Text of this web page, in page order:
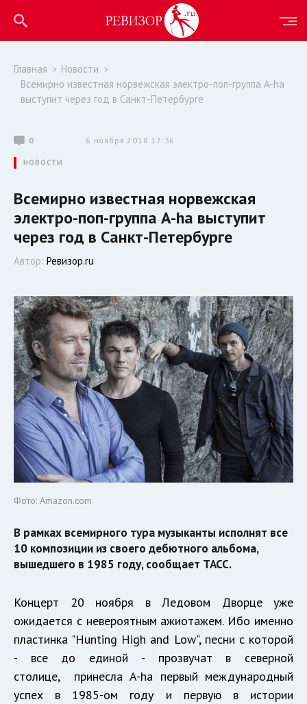
Главная
Новости
Всемирно известная норвежская электро-поп-группа A-ha
выступит через год в Санкт-Петербурге
0 6 ноября 2018 17:36
НОВОСТИ
Всемирно известная норвежская
электро-поп-группа A-ha выступит
через год в Санкт-Петербурге
Автор: Ревизор.ru
Фото: Amazon.com
В рамках всемирного тура музыканты исполнят все
10 композиции из своего дебютного альбома,
вышедшего в 1985 году, сообщает ТАСС.
Концерт 20 ноября в Ледовом Дворце уже
ожидается с невероятным ажиотажем. Ибо именно
пластинка "Hunting High and Low", песни с которой
- все до единой - прозвучат в северной
столице, принесла A-ha первый международный
успех в 1985-ом году и первую в истории